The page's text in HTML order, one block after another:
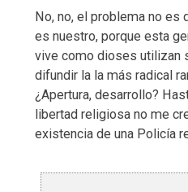
No, no, el problema no es
es nuestro, porque esta
vive como dioses utilizan
difundir la la más radical
¿Apertura, desarrollo?
libertad religiosa no me
existencia de una Policía